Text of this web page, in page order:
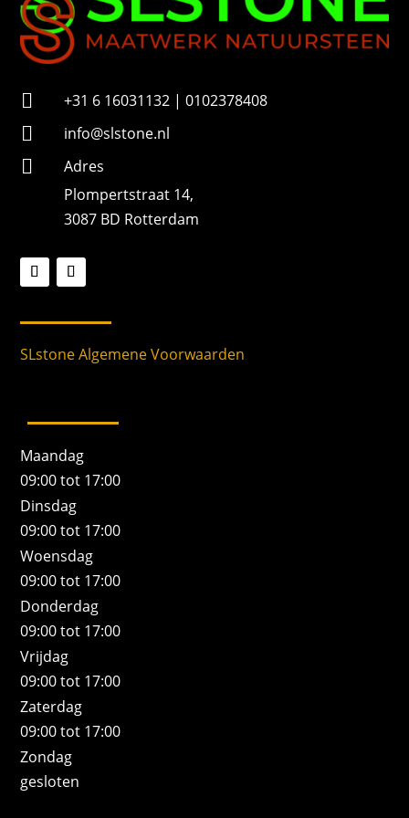
 +31 6 16031132 | 0102378408
 info@slstone.nl

Adres
Plompertstraat 14,
3087 BD Rotterdam
SLstone Algemene Voorwaarden
Maandag
09:00 tot 17:00
Dinsdag
09:00 tot 17:00
Woensdag
09:00 tot 17:00
Donderdag
09:00 tot 17:00
Vrijdag
09:00 tot 17:00
Zaterdag
09:00 tot 17:00
Zondag
gesloten